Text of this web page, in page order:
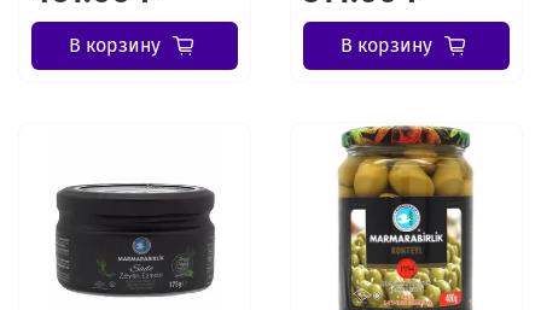
В корзину В корзину